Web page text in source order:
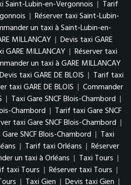
Saint-Lubin-en-Vergonnois | Tarif
| Réserver taxi Saint-Lubin-
un taxi à Saint-Lubin-en-
MILLANCAY | Devis taxi GARE
GARE MILLANCAY | Réserver taxi
un taxi à GARE MILLANCAY
Devis taxi GARE DE BLOIS | Tarif taxi
taxi GARE DE BLOIS | Commander
| Taxi Gare SNCF Blois-Chambord |
Chambord | Tarif taxi Gare SNCF
taxi Gare SNCF Blois-Chambord |
SNCF Blois-Chambord | Taxi
| Tarif taxi Orléans | Réserver
un taxi à Orléans | Taxi Tours |
taxi Tours | Réserver taxi Tours |
| Taxi Gien | Devis taxi Gien |